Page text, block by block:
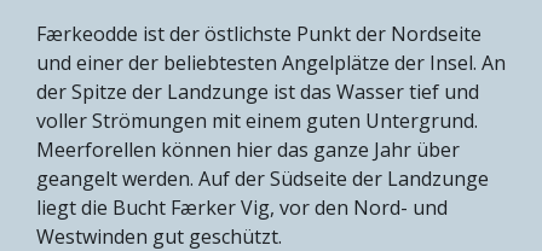
Færkeodde ist der östlichste Punkt der Nordseite
und einer der beliebtesten Angelplätze der Insel. An
der Spitze der Landzunge ist das Wasser tief und
voller Strömungen mit einem guten Untergrund.
Meerforellen können hier das ganze Jahr über
geangelt werden. Auf der Südseite der Landzunge
liegt die Bucht Færker Vig, vor den Nord- und
Westwinden gut geschützt.